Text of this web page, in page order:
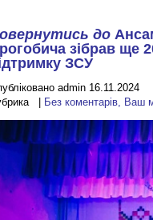
до
зібрав ще
ЗСУ
admin 16.11.2024
| Без коментарів, Ваш